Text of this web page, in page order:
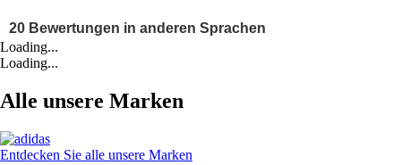
Loading...
Loading...
Alle unsere Marken
Entdecken Sie alle unsere Marken